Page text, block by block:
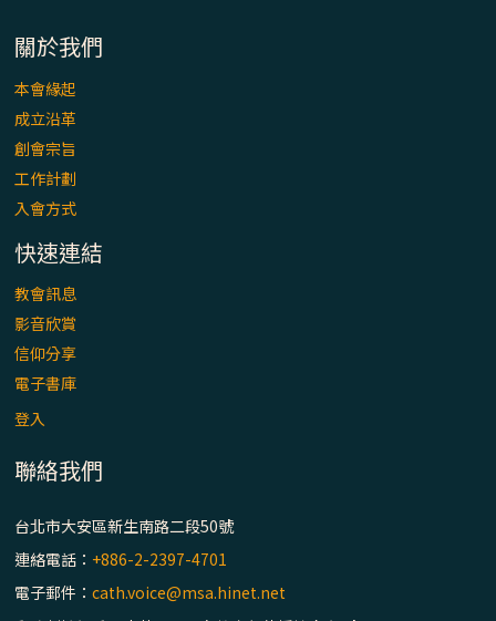
主教座堂(下)
「禧年 來~」第十四集：續談《在希望中得
救》通諭中的「希望」 / 花蓮美崙進教之佑
關於我們
本會緣起
成立沿革
創會宗旨
工作計劃
入會方式
快速連結
教會訊息
影音欣賞
信仰分享
電子書庫
登入
聯絡我們
台北市大安區新生南路二段50號
連絡電話： +886-2-2397-4701
電子郵件：cath.voice@msa.hinet.net